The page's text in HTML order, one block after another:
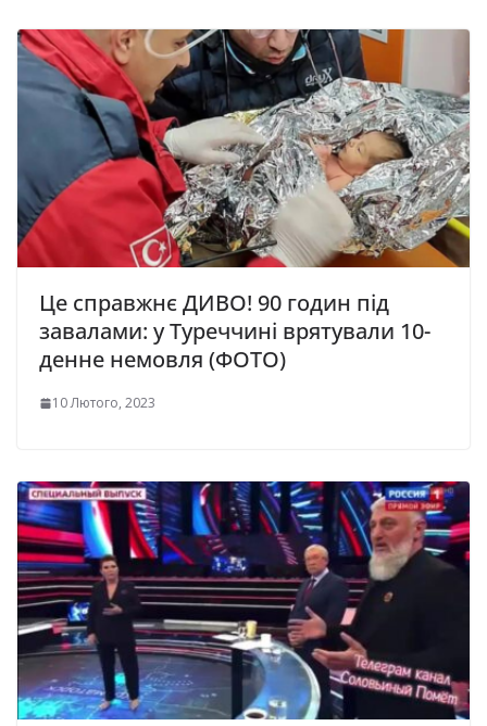
Це справжнє ДИВО! 90 годин під
завалами: у Туреччині врятували 10-
денне немовля (ФОТО)
10 Лютого, 2023